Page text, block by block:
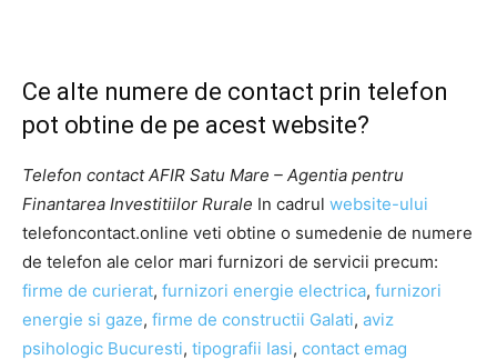
Ce alte numere de contact prin telefon
pot obtine de pe acest website?
Telefon contact AFIR Satu Mare – Agentia pentru
Finantarea Investitiilor Rurale In cadrul website-ului
telefoncontact.online veti obtine o sumedenie de numere
de telefon ale celor mari furnizori de servicii precum:
firme de curierat, furnizori energie electrica, furnizori
energie si gaze, firme de constructii Galati, aviz
psihologic Bucuresti, tipografii Iasi, contact emag